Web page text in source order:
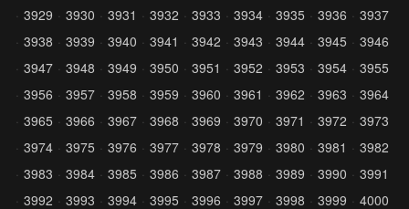
3929
3930 3931 3932 3933 3934 3935 3936
3937
3938
3939 3940 3941 3942 3943 3944 3945
3946
3947
3948 3949 3950 3951 3952 3953 3954
3955
3956
3957 3958 3959 3960 3961 3962 3963
3964
3965
3966 3967 3968 3969 3970 3971 3972
3973
3974
3975 3976 3977 3978 3979 3980 3981
3982
3983
3984 3985 3986 3987 3988 3989 3990
3991
3992
3993 3994 3995 3996 3997 3998 3999 4000